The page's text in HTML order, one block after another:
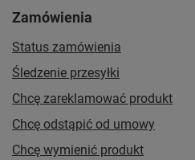
Zamówienia
Status zamówienia
Śledzenie przesyłki
Chcę zareklamować produkt
Chcę odstąpić od umowy
Chcę wymienić produkt